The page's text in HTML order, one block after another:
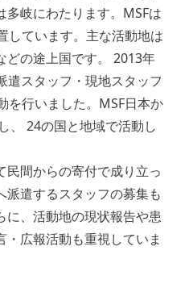
岐にわたります。MSFは
しています。主な活動地は
どの途上国です。 2013年
遣スタッフ・現地スタッフ
を行いました。MSF日本か
、 24の国と地域で活動し
民間からの寄付で成り立っ
派遣するスタッフの募集も
に、活動地の現状報告や患
広報活動も重視していま